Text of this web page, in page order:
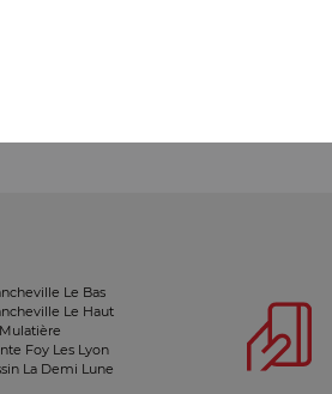
Le Bas
Le Haut
Foy Les Lyon
La Demi Lune